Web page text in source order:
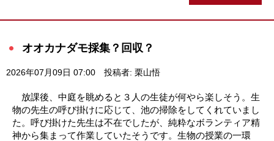
オオカナダモ採集？回収？
2026年07月09日 07:00 投稿者: 栗山悟
放課後、中庭を眺めると３人の生徒が何やら楽しそう。生
物の先生の呼び掛けに応じて、池の掃除をしてくれていまし
た。呼び掛けた先生は不在でしたが、純粋なボランティア精
神から集まって作業していたそうです。生物の授業の一環